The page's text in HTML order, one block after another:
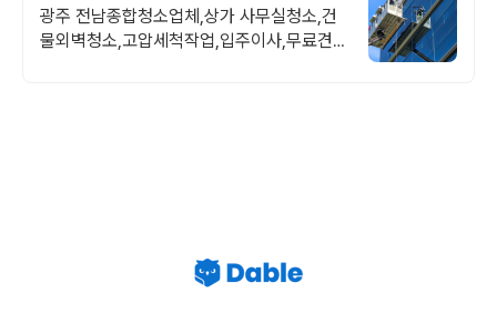
이 선택한종합청소
광주 전남종합청소업체,상가 사무실청소,건
물외벽청소,고압세척작업,입주이사,무료견